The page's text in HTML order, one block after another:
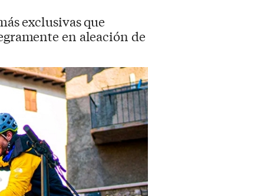
exclusivas que
en aleación de